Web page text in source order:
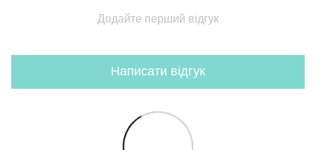
Додайте перший відгук
Написати відгук